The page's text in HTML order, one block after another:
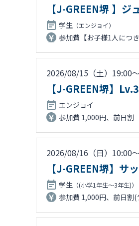
【J-GREEN堺 】
学生 （エンジョイ）
参加費【お子様1人につ
2026/08/15（土）19:00
【J-GREEN堺】
エンジョイ
参加費 1,000円、前日割
2026/08/16（日）10:00
【J-GREEN堺】サ
学生 （(小学1年生～3年生)）
参加費 1,000円、前日割